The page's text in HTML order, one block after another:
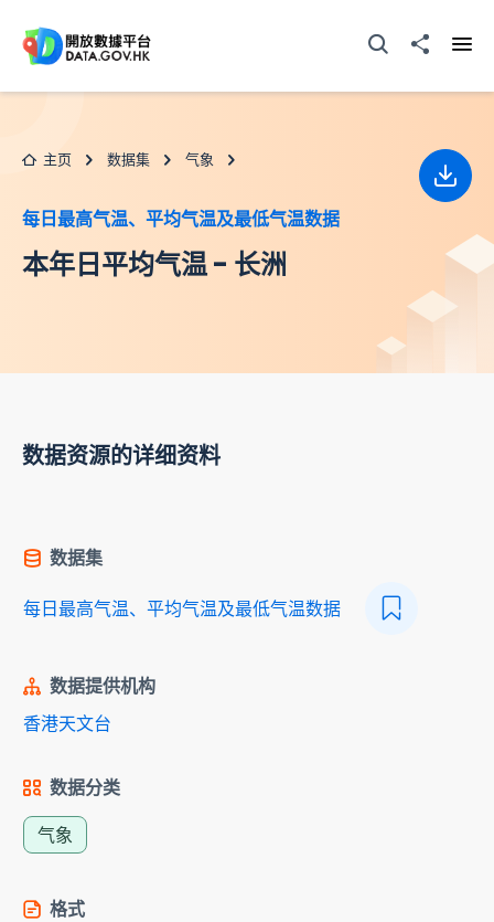
打开搜寻器分享至
主页 数据集 气象
每日最高气温、平均气温及最低气温数据
本年日平均气温 - 长洲
下载
数据资源的详细资料
数据集
每日最高气温、平均气温及最低气温数据
数据提供机构
香港天文台
数据分类
气象
格式